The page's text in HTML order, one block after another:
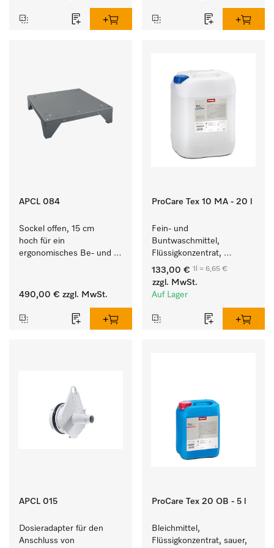
Trockner.
APCL 084
Sockel offen, 15 cm
hoch für ein
ergonomisches Be- und
Trockner.
490,00 € zzgl. MwSt.
ProCare Tex 10 MA - 20 l
Fein- und
Buntwaschmittel,
Flüssigkonzentrat,
mildalkalisch, 20 l zur
Reinigung von
Buntwäsche und
133,00 € 1l = 6,65 €
zzgl. MwSt.
Auf Lager
APCL 015
Dosieradapter für den
Anschluss von
ProCare Tex 20 OB - 5 l
Bleichmittel,
Flüssigkonzentrat, sauer,